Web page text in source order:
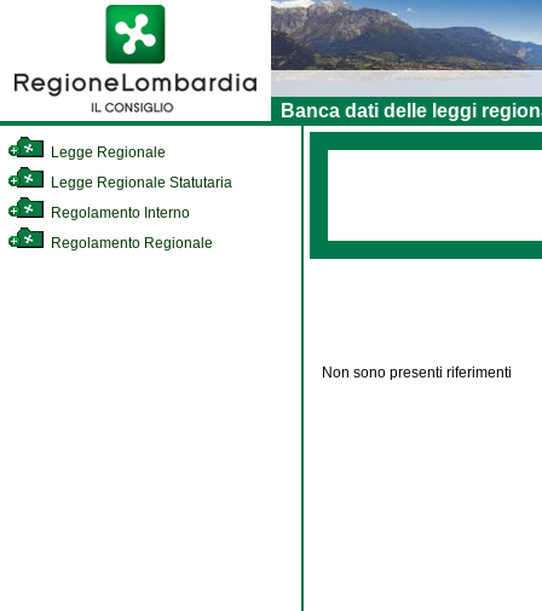
Banca dati delle leggi
Legge Regionale
Legge Regionale Statutaria
Regolamento Interno
Regolamento Regionale
Non sono presenti riferimenti